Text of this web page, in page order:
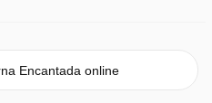
Encantada online